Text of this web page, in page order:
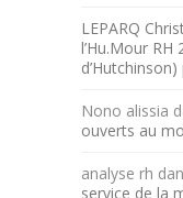
LEPARQ
l’Hu.Mour
Nono alissia
ouverts au
analyse rh
service de la